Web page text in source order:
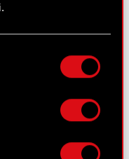
nawet
aktywnie
je zbiory